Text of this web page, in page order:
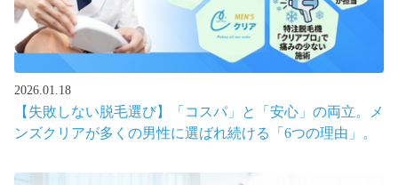
2026.01.18
【失敗しない脱毛選び】「コスパ」と「安心」の両立。メ
ンズクリアが多くの男性に選ばれ続ける「6つの理由」。